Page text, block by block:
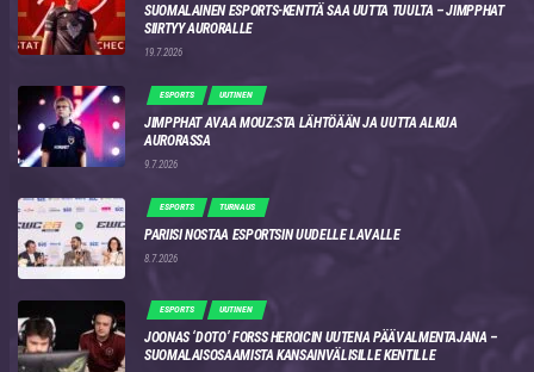
SUOMALAINEN ESPORTS-KENTTÄ SAA UUTTA TUULTA – JIMPPHAT
SIIRTYY AURORALLE
19.7.2026
ESPORTS UUTINEN
JIMPPHAT AVAA MOUZ:STA LÄHTÖÄÄN JA UUTTA ALKUA
AURORASSA
9.7.2026
ESPORTS TURNAUS
PARIISI NOSTAA ESPORTSIN UUDELLE LAVALLE
8.7.2026
ESPORTS UUTINEN
JOONAS ‘DOTO’ FORSS HEROICIN UUTENA PÄÄVALMENTAJANA –
SUOMALAISOSAAMISTA KANSAINVÄLISILLE KENTILLE